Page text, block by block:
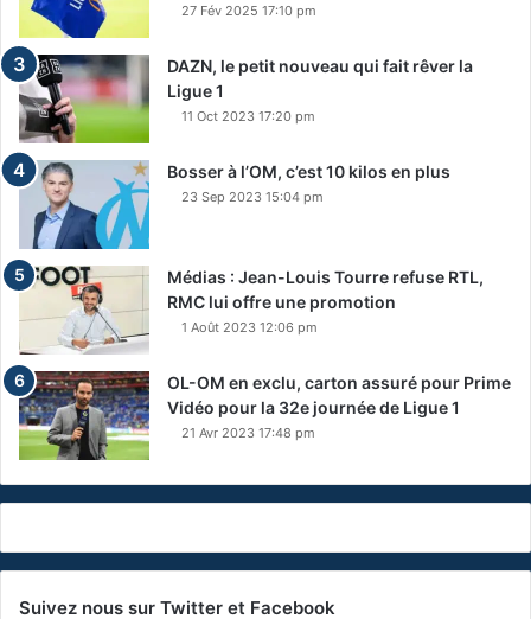
27 Fév 2025 17:10 pm
DAZN, le petit nouveau qui fait rêver la
Ligue 1
11 Oct 2023 17:20 pm
Bosser à l’OM, c’est 10 kilos en plus
23 Sep 2023 15:04 pm
Médias : Jean-Louis Tourre refuse RTL,
RMC lui offre une promotion
1 Août 2023 12:06 pm
OL-OM en exclu, carton assuré pour Prime
Vidéo pour la 32e journée de Ligue 1
21 Avr 2023 17:48 pm
Suivez nous sur Twitter et Facebook